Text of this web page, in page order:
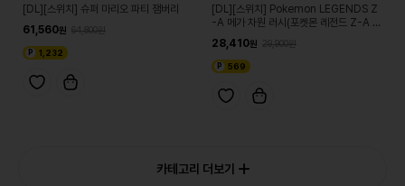
[DL][스위치] 슈퍼 마리오 파티 잼버리
61,560
64,800
1,232
[DL][스위치] Pokemon LEGENDS Z
-A 메가 차원 러시(포켓몬 레전드 Z-A 메
28,410 29,900
569
카테고리 더보기